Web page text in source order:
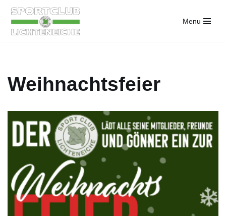
Zum
Menu
Weihnachtsfeier